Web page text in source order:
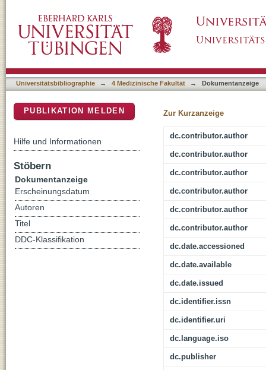
Phenotype in Melanoma
Universitätsbibliographie → 4 Medizinische Fakultät → Dokumentanzeige
Zur Kurzanzeige
dc.contributor.author
dc.contributor.author
dc.contributor.author
dc.contributor.author
dc.contributor.author
dc.contributor.author
dc.date.accessioned
dc.date.available
dc.date.issued
dc.identifier.issn
dc.identifier.uri
dc.language.iso
dc.publisher
PUBLIKATION MELDEN
Hilfe und Informationen
Stöbern
Dokumentanzeige
Erscheinungsdatum
Autoren
Titel
DDC-Klassifikation